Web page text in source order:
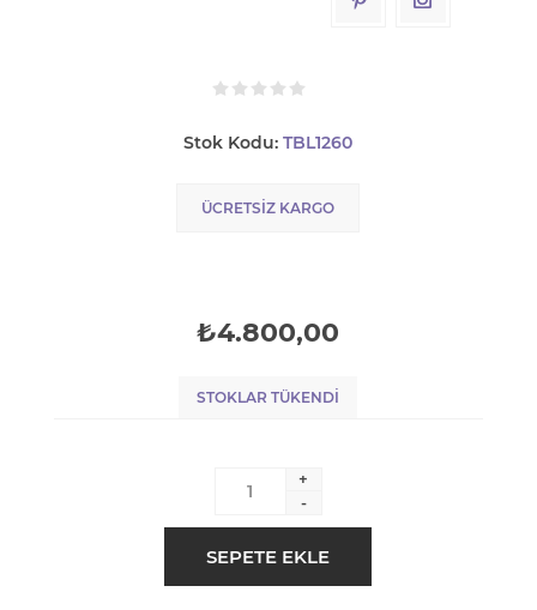
Stok Kodu: TBL1260
ÜCRETSIZ KARGO
₺4.800,00
STOKLAR TÜKENDI
+
-